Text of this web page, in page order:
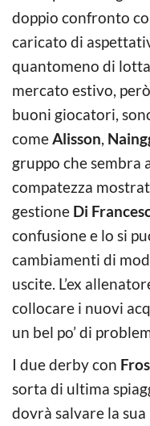
doppio confronto
caricato di
quantomeno di
mercato estivo,
buoni giocatori,
comeAlisson,
gruppo che sembra
compatezza
gestione Di
confusione e lo si
cambiamenti di
uscite. L’ex
collocare i nuovi
un bel po’ di
I due derby con
sorta di ultima
dovrà salvare la